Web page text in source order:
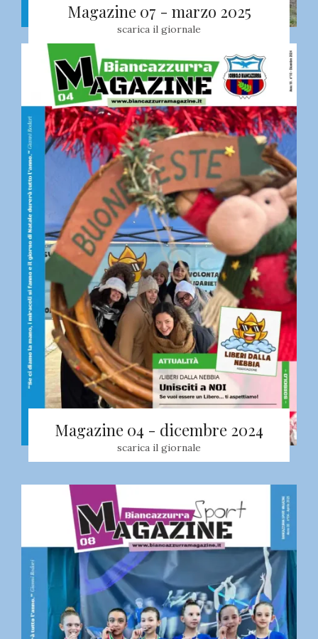
Magazine 07 - marzo 2025
scarica il giornale
Magazine 04 - dicembre 2024
scarica il giornale